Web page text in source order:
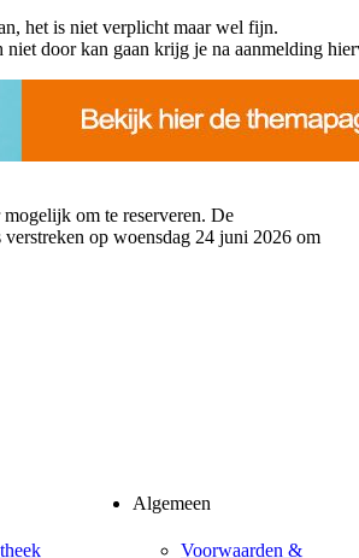
het is niet verplicht maar wel fijn.
niet door kan gaan krijg je na aanmelding
om te reserveren. De
verstreken op woensdag 24 juni 2026 om
Algemeen
Voorwaarden &